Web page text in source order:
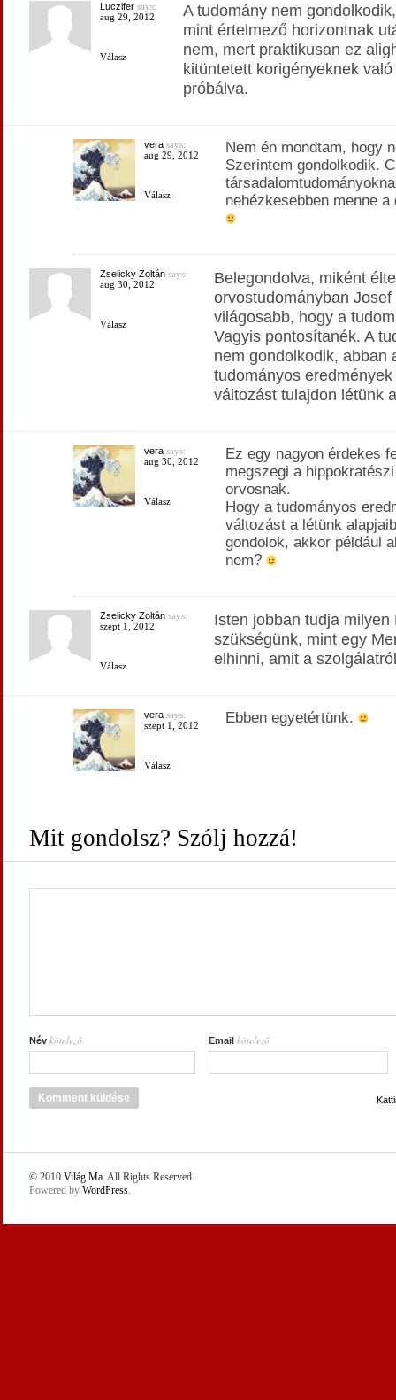
Luczifersays:
aug 29, 2012
Válasz
A tudomány nem
mint értelmező horizontnak
nem, mert praktikusan ez
kitüntetett korigényeknek
próbálva.
verasays:
aug 29, 2012
Válasz
Nem én mondtam, hogy
Szerintem gondolkodik.
nehézkesebben menne
Zselicky Zoltánsays:
aug 30, 2012
Válasz
Belegondolva, miként
orvostudományban
világosabb, hogy a
Vagyis pontosítanék. A
nem gondolkodik, abban
tudományos
változást tulajdon létünk
verasays:
aug 30, 2012
Válasz
Ez egy nagyon érdekes
megszegi a
orvosnak.
Hogy a tudományos
változást a létünk
gondolok, akkor például
nem?
Zselicky Zoltánsays:
szept 1, 2012
Válasz
Isten jobban tudja milyen
szükségünk, mint egy
elhinni, amit a
verasays:
szept 1, 2012
Válasz
Ebben egyetértünk.
Mit gondolsz? Szólj hozzá!
Név kötelező Email kötelező
© 2010 Világ Ma. All Rights Reserved.
Powered by WordPress.